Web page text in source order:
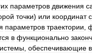
параметров движения
точки) или координат
параметров траектории
в функционально
обеспечивающие